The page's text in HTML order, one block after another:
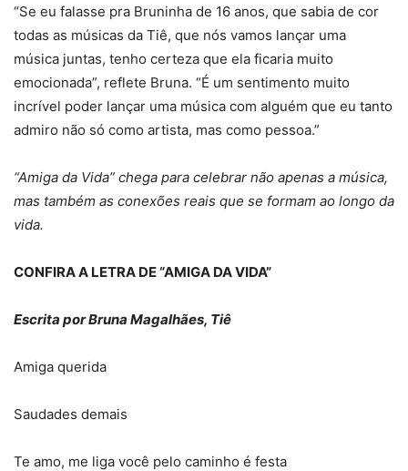
“Se eu falasse pra Bruninha de 16 anos, que sabia de cor
todas as músicas da Tiê, que nós vamos lançar uma
música juntas, tenho certeza que ela ficaria muito
emocionada”, reflete Bruna. “É um sentimento muito
incrível poder lançar uma música com alguém que eu tanto
admiro não só como artista, mas como pessoa.”
“Amiga da Vida” chega para celebrar não apenas a música,
mas também as conexões reais que se formam ao longo da
vida.
CONFIRA A LETRA DE “AMIGA DA VIDA”
Escrita por Bruna Magalhães, Tiê
Amiga querida
Saudades demais
Te amo, me liga você pelo caminho é festa